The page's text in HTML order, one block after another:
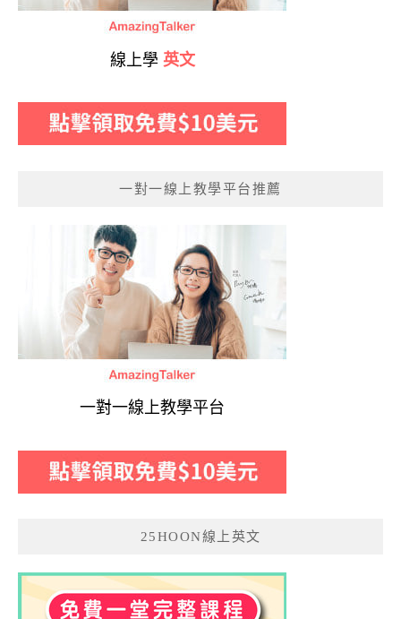
線上學 英文
一對一線上教學平台推薦
一對一線上教學平台
25HOON線上英文